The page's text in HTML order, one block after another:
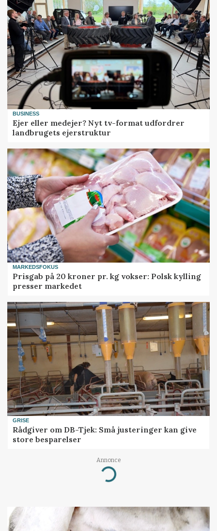
BUSINESS
Ejer eller medejer? Nyt tv-format udfordrer
landbrugets ejerstruktur
MARKEDSFOKUS
Prisgab på 20 kroner pr. kg vokser: Polsk kylling
presser markedet
GRISE
Rådgiver om DB-Tjek: Små justeringer kan give
store besparelser
Annonce
Loading...